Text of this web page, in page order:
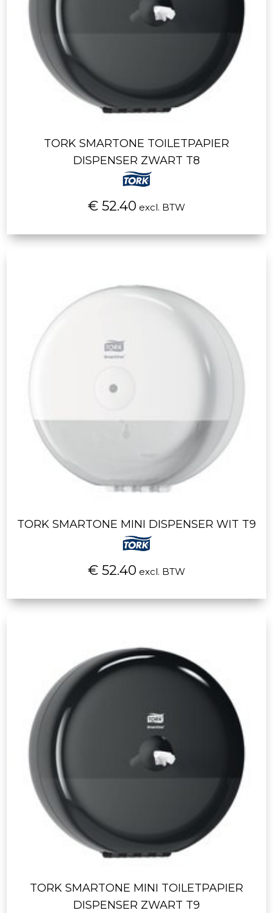
TORK SMARTONE TOILETPAPIER
DISPENSER ZWART T8
€ 52.40 excl. BTW
TORK SMARTONE MINI DISPENSER WIT T9
€ 52.40 excl. BTW
TORK SMARTONE MINI TOILETPAPIER
DISPENSER ZWART T9